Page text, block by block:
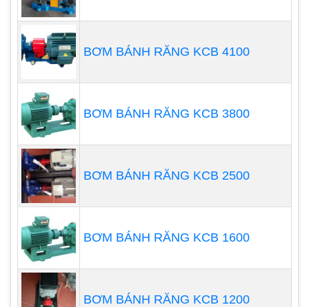
ngoài rìa sát đường ống.
Hệ thống điều khiển: Mục đích để đảm bảo
định lượng chính xác, có thể bật/tắt đúng
khieernt rung tâm tự động hoặc điều khiển
bằng tay
BƠM BÁNH RĂNG KCB 4100
BƠM BÁNH RĂNG KCB 3800
BƠM BÁNH RĂNG KCB 2500
BƠM BÁNH RĂNG KCB 1600
BƠM BÁNH RĂNG KCB 1200